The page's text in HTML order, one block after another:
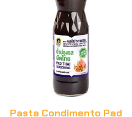
Pasta Condimento Pad